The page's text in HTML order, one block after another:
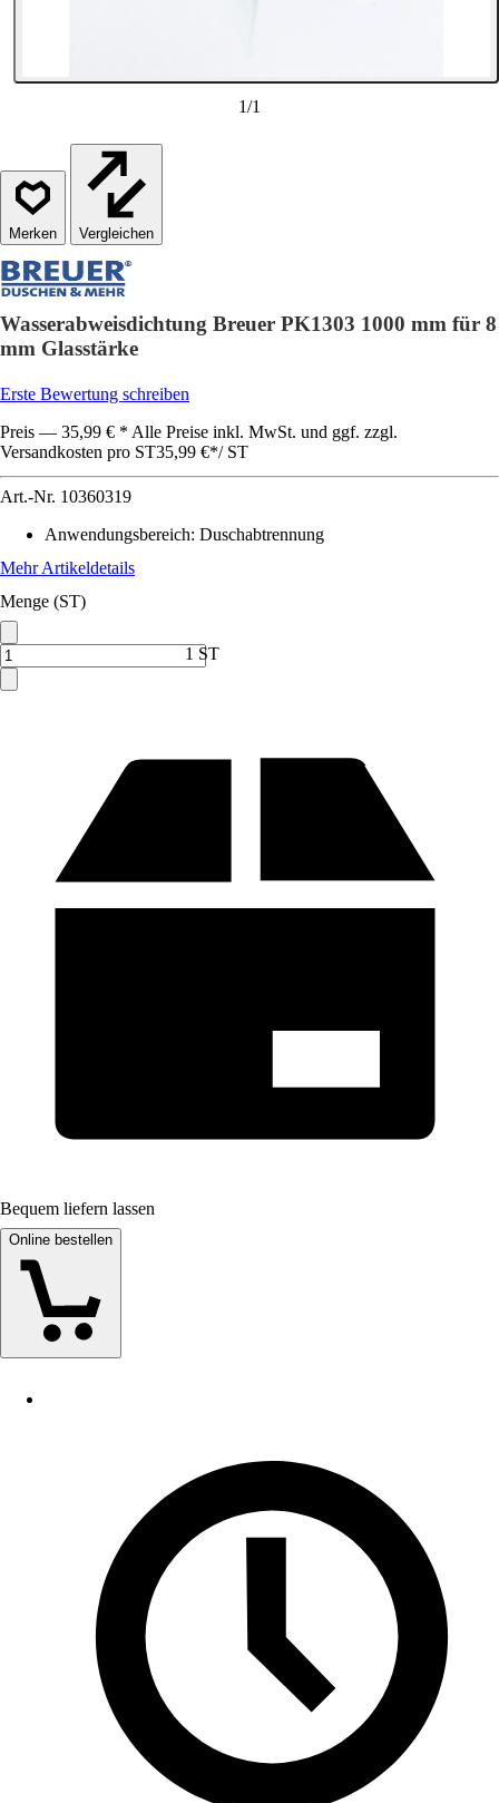
1/1
Vergleichen
Wasserabweisdichtung Breuer PK1303 1000 mm für 8
mm Glasstärke
Erste Bewertung schreiben
Preis — 35,99 € * Alle Preise inkl. MwSt. und ggf. zzgl.
Versandkosten pro ST35,99 €*/ ST
Art.-Nr. 10360319
Anwendungsbereich: Duschabtrennung
Mehr Artikeldetails
Menge (ST)
1 ST
Bequem liefern lassen
Online bestellen